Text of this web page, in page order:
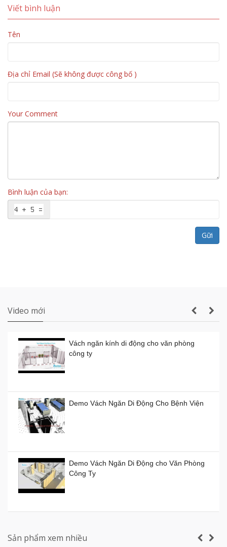
Viết bình luận
Tên
Địa chỉ Email (Sẽ không được công bố )
Your Comment
Bình luận của bạn:
Gữi
Video mới
Vách ngăn kính di động cho văn phòng
công ty
Demo Vách Ngăn Di Động Cho Bệnh Viện
Demo Vách Ngăn Di Động cho Văn Phòng
Công Ty
Composite giá rẻ TPHCM
Sản phẩm xem nhiều
Vách ngăn kính di động giá rẻ
Giá:0đ
Vách ngăn xếp di động ở TP HCM giá bao
nhiêu tiền?
Giá:0đ
Vách ngăn di động Hồ Chí Minh